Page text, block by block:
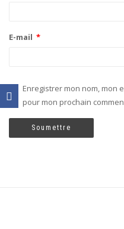
E-mail *
Enregistrer mon nom, mon
pour mon prochain